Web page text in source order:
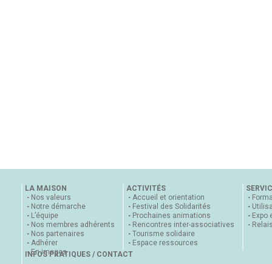
LA MAISON
Nos valeurs
Notre démarche
L’équipe
Nos membres adhérents
Nos partenaires
Adhérer
En images
ACTIVITÉS
Accueil et orientation
Festival des Solidarités
Prochaines animations
Rencontres inter-associatives
Tourisme solidaire
Espace ressources
Expo
INFOS PRATIQUES / CONTACT